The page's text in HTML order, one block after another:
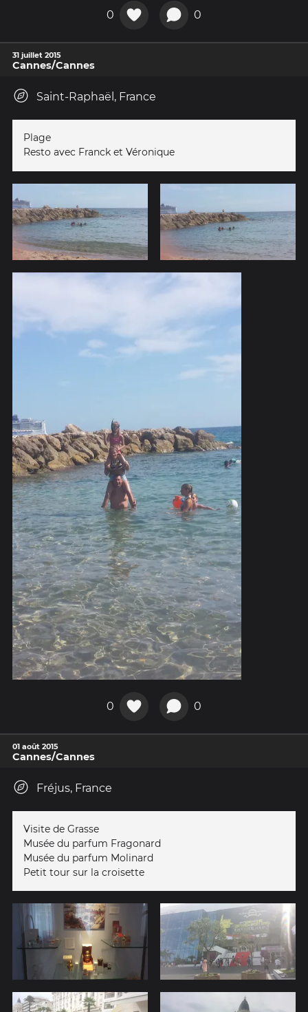
0 0
31 juillet 2015
Cannes/Cannes
Saint-Raphaël, France
Plage
Resto avec Franck et Véronique
0 0
01 août 2015
Cannes/Cannes
Fréjus, France
Visite de Grasse
Musée du parfum Fragonard
Musée du parfum Molinard
Petit tour sur la croisette